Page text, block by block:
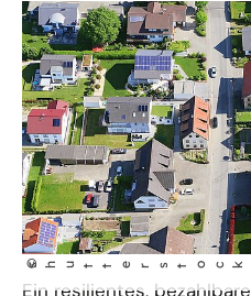
©
shutterstock/Hennad i
i F i
Ein resilientes,